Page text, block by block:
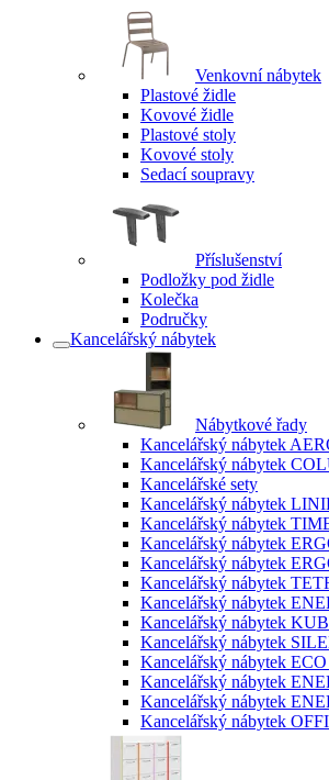
Venkovní nábytek
Plastové židle
Kovové židle
Plastové stoly
Kovové stoly
Sedací soupravy
Příslušenství
Podložky pod židle
Kolečka
Područky
Kancelářský nábytek
Nábytkové řady
Kancelářský nábytek
Kancelářský nábytek
Kancelářské sety
Kancelářský nábytek
Kancelářský nábytek
Kancelářský nábytek
Kancelářský nábytek
Kancelářský nábytek
Kancelářský nábytek
Kancelářský nábytek
Kancelářský nábytek
Kancelářský nábytek
Kancelářský nábytek
Kancelářský nábytek
Kancelářský nábytek